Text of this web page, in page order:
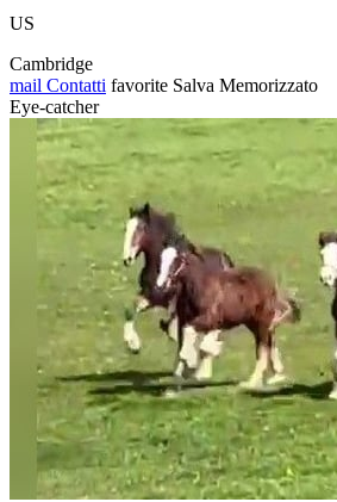
US
Cambridge
mail Contatti favorite Salva Memorizzato
Eye-catcher